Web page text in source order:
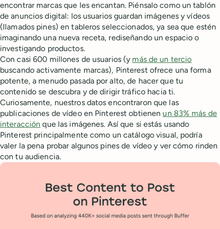
encontrar marcas que les encantan. Piénsalo como un tablón
de anuncios digital: los usuarios guardan imágenes y vídeos
(llamados pines) en tableros seleccionados, ya sea que estén
imaginando una nueva receta, rediseñando un espacio o
investigando productos.
Con casi 600 millones de usuarios (y más de un tercio
buscando activamente marcas), Pinterest ofrece una forma
potente, a menudo pasada por alto, de hacer que tu
contenido se descubra y de dirigir tráfico hacia ti.
Curiosamente, nuestros datos encontraron que las
publicaciones de vídeo en Pinterest obtienen un 83% más de
interacción que las imágenes. Así que si estás usando
Pinterest principalmente como un catálogo visual, podría
valer la pena probar algunos pines de vídeo y ver cómo rinden
con tu audiencia.